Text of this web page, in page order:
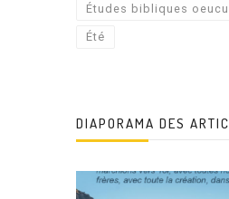
Études bibliques
Été
DIAPORAMA DES